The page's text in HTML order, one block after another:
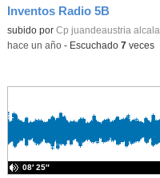
Inventos Radio 5B
Contenido educativo.
subido por Cp juandeaustria alcala
-hace un año- Escuchado 7 veces
08′ 25″